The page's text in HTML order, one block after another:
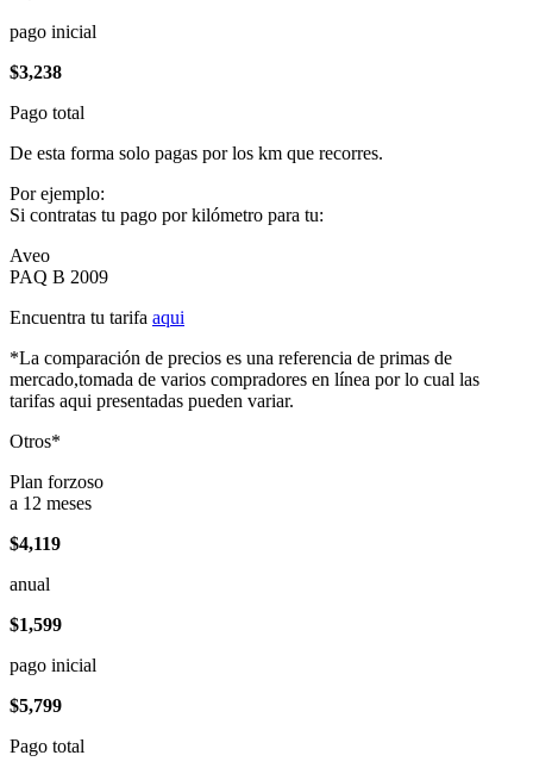
pago inicial
$3,238
Pago total
De esta forma solo pagas por los km que recorres.
Por ejemplo:
Si contratas tu pago por kilómetro para tu:
Aveo
PAQ B 2009
Encuentra tu tarifa aqui
*La comparación de precios es una referencia de primas de
mercado,tomada de varios compradores en línea por lo cual las
tarifas aqui presentadas pueden variar.
Otros*
Plan forzoso
a 12 meses
$4,119
anual
$1,599
pago inicial
$5,799
Pago total